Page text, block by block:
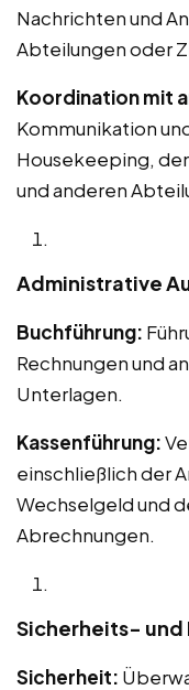
Nachrichten und
Abteilungen oder
Koordination mit
Kommunikation
Housekeeping,
und anderen
Administrative
Buchführung:
Rechnungen und
Unterlagen.
Kassenführung:
einschließlich der
Wechselgeld und
Abrechnungen.
Sicherheits-
Sicherheit: